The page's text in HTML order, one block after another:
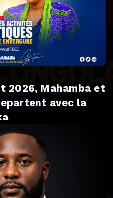
2026, Mahamba et
avec la